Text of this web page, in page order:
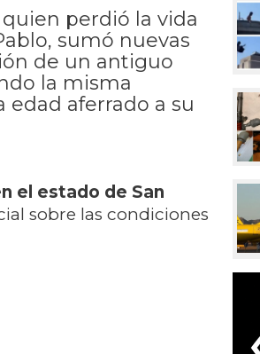
perdió la vida
sumó nuevas
de un antiguo
la misma
aferrado a su
el estado de San
sobre las condiciones